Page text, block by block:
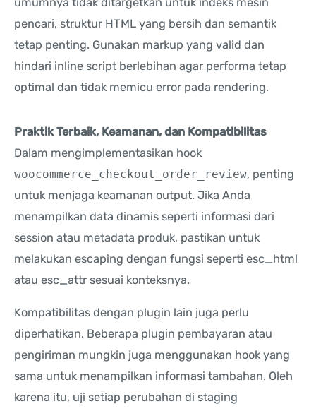
pencari, struktur HTML yang bersih dan semantik
tetap penting. Gunakan markup yang valid dan
hindari inline script berlebihan agar performa tetap
optimal dan tidak memicu error pada rendering.
Praktik Terbaik, Keamanan, dan Kompatibilitas
Dalam mengimplementasikan hook
woocommerce_checkout_order_review, penting
untuk menjaga keamanan output. Jika Anda
menampilkan data dinamis seperti informasi dari
session atau metadata produk, pastikan untuk
melakukan escaping dengan fungsi seperti esc_html
atau esc_attr sesuai konteksnya.
Kompatibilitas dengan plugin lain juga perlu
diperhatikan. Beberapa plugin pembayaran atau
pengiriman mungkin juga menggunakan hook yang
sama untuk menampilkan informasi tambahan. Oleh
karena itu, uji setiap perubahan di staging